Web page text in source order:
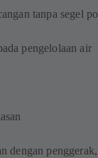
tanpa segel
pengelolaan air
dengan penggerak,